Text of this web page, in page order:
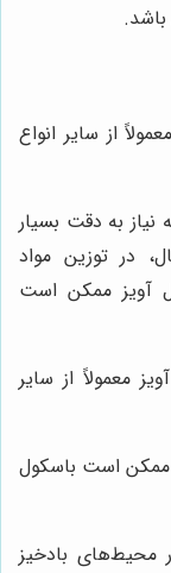
از سایر انواع
نیاز به دقت بسیار
در توزین مواد
آویز ممکن است
معمولاً از سایر
ممکن است باسکول
محیط‌های بادخیز